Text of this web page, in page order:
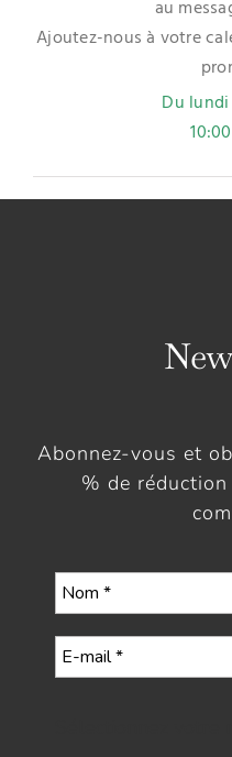
au
Ajoutez-nous à votre
Du
Abonnez-vous et
% de